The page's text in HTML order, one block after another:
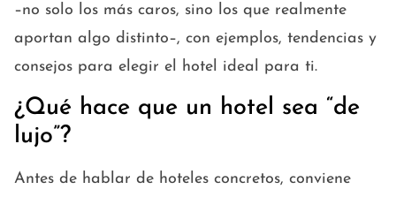
–no solo los más caros, sino los que realmente
aportan algo distinto–, con ejemplos, tendencias y
consejos para elegir el hotel ideal para ti.
¿Qué hace que un hotel sea “de
lujo”?
Antes de hablar de hoteles concretos, conviene